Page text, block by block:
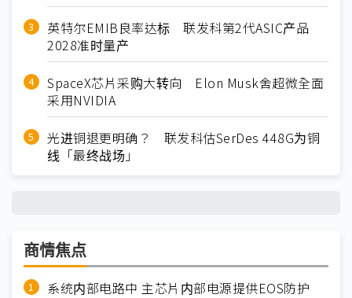
英特尔EMIB良率达标 联发科第2代ASIC产品
2028准时量产
SpaceX芯片采购大转向 Elon Musk舍超微全面
采用NVIDIA
光进铜退更明确？ 联发科估SerDes 448G为铜
线「最终战场」
商情焦点
系统内部电路中 主芯片内部电源提供EOS防护